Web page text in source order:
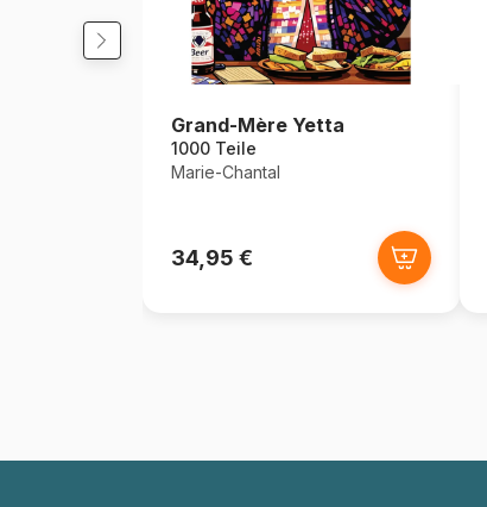
Grand-Mère Yetta
1000 Teile
Marie-Chantal
34,95 €